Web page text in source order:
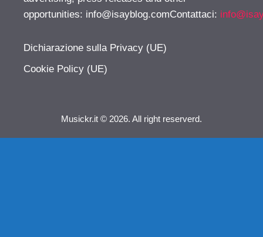
opportunities: info@isayblog.comContattaci:
Dichiarazione sulla Privacy (UE)
Cookie Policy (UE)
Musickr.it © 2026. All right reserverd.